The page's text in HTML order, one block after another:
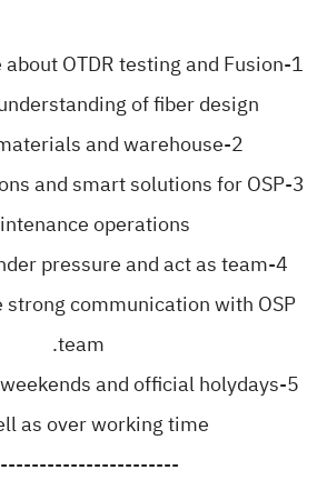
about OTDR testing and Fusion
of fiber design.
2-Manage materials and warehouse.
and smart solutions for OSP
operations.
pressure and act as team
strong communication with OSP
team.
weekends and official holydays
as over working time.